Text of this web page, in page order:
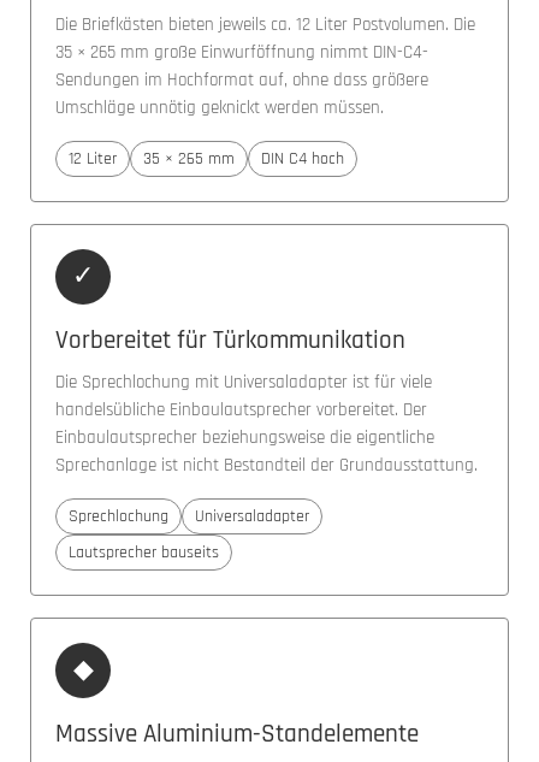
Die Briefkästen bieten jeweils ca. 12 Liter Postvolumen. Die
35 × 265 mm große Einwurföffnung nimmt DIN-C4-
Sendungen im Hochformat auf, ohne dass größere
Umschläge unnötig geknickt werden müssen.
12 Liter 35 × 265 mm DIN C4 hoch
✓
Vorbereitet für Türkommunikation
Die Sprechlochung mit Universaladapter ist für viele
handelsübliche Einbaulautsprecher vorbereitet. Der
Einbaulautsprecher beziehungsweise die eigentliche
Sprechanlage ist nicht Bestandteil der Grundausstattung.
Sprechlochung
Universaladapter
Lautsprecher bauseits
◆
Massive Aluminium-Standelemente